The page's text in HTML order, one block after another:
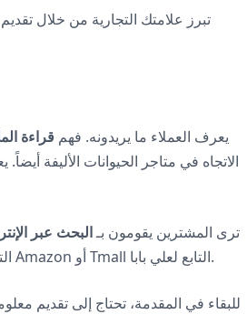
تبرز علامتك التجارية من خلال
يعرف العملاء ما يريدونه. فهم قراءة
الاتجاه في متاجر الحيوانات الأليفة
ترى المشترين يقومون بـالبحث عبر
التواصل الاجتماعي. ويقارنون بين العلامات التجارية على منصات التجارة الإلكترونية مثل Amazon أو Tmall التابع لعلي بابا.
للبقاء في المقدمة، تحتاج إلى تقديم